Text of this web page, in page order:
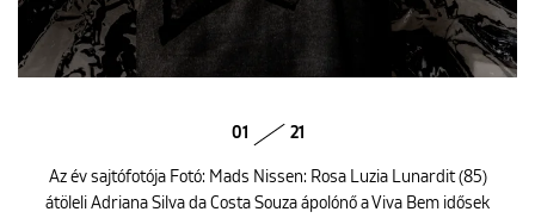
01 21
Az év sajtófotója Fotó: Mads Nissen: Rosa Luzia Lunardit (85)
átöleli Adriana Silva da Costa Souza ápolónő a Viva Bem idősek